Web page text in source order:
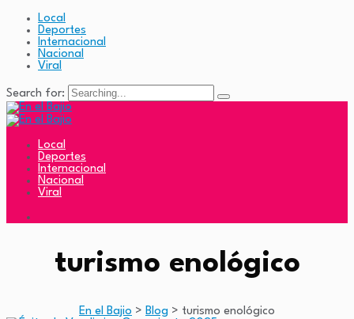
Local
Deportes
Internacional
Nacional
Viral
Search for:
Local
Deportes
Internacional
Nacional
Viral
turismo enológico
En el Bajio > Blog > turismo enológico